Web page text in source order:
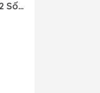
Phân Trang Nhựa 12 Số (TRÀ MY)